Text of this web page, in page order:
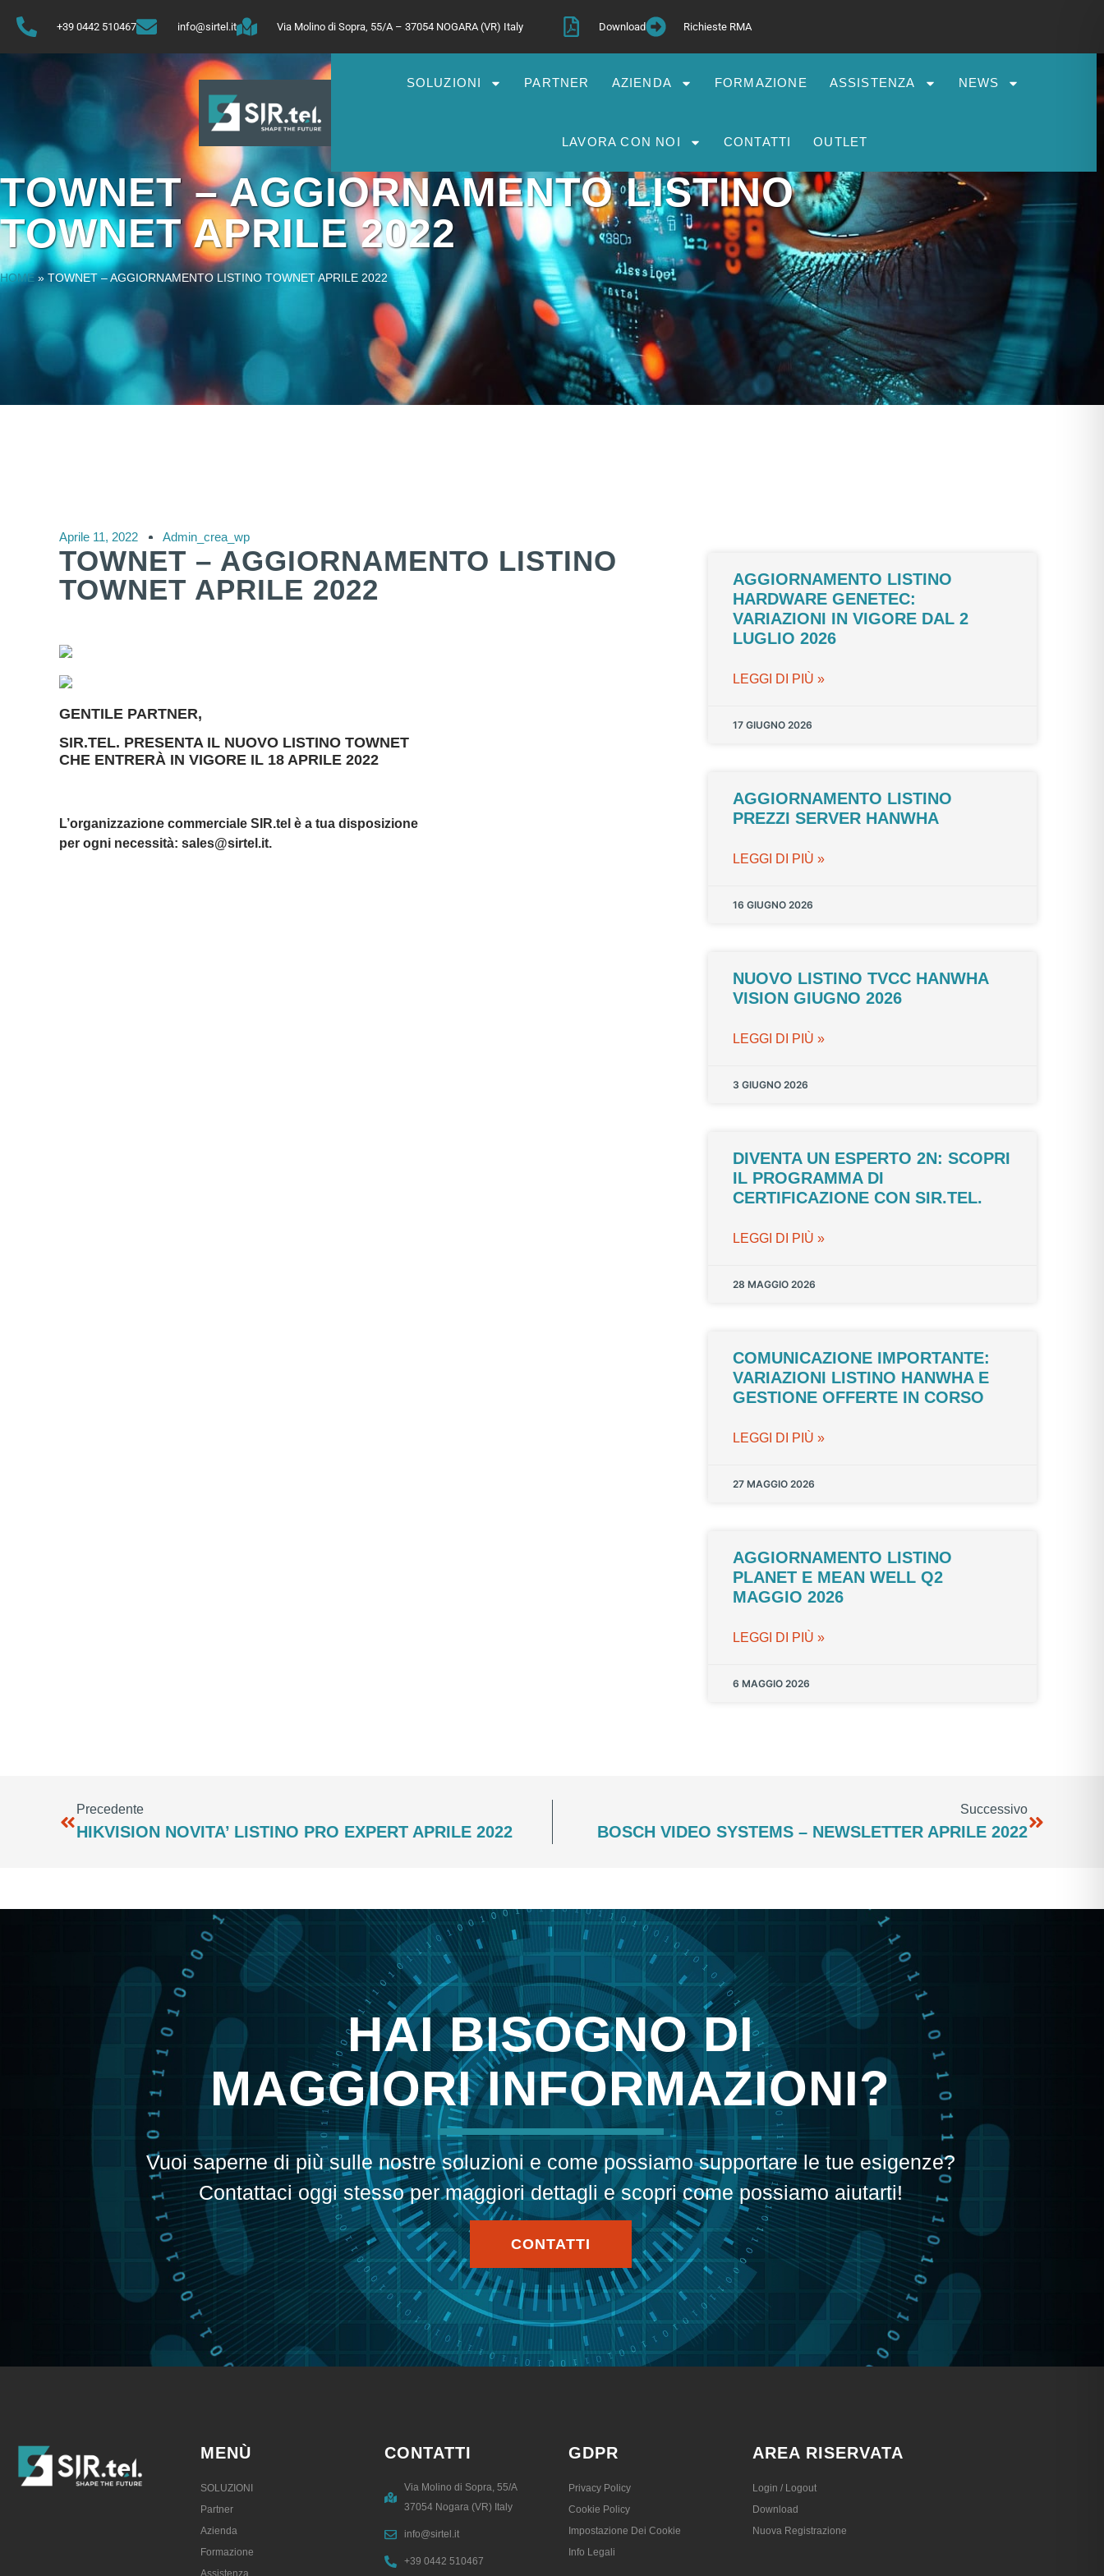
+39 0442 510467 info@sirtel.it Via Molino di Sopra, 55/A – 37054 NOGARA (VR) Italy Download Richieste RMA
SOLUZIONI PARTNER AZIENDA FORMAZIONE ASSISTENZA NEWS
LAVORA CON NOI CONTATTI OUTLET
TOWNET – AGGIORNAMENTO LISTINO
TOWNET APRILE 2022
HOME » TOWNET – AGGIORNAMENTO LISTINO TOWNET APRILE 2022
Aprile 11, 2022 Admin_crea_wp
TOWNET – AGGIORNAMENTO LISTINO
TOWNET APRILE 2022
GENTILE PARTNER,
SIR.TEL. PRESENTA IL NUOVO LISTINO TOWNET
CHE ENTRERÀ IN VIGORE IL 18 APRILE 2022
L’organizzazione commerciale SIR.tel è a tua disposizione
per ogni necessità: sales@sirtel.it.
AGGIORNAMENTO LISTINO
HARDWARE GENETEC:
VARIAZIONI IN VIGORE DAL 2
LUGLIO 2026
LEGGI DI PIÙ »
17 GIUGNO 2026
AGGIORNAMENTO LISTINO
PREZZI SERVER HANWHA
LEGGI DI PIÙ »
16 GIUGNO 2026
NUOVO LISTINO TVCC HANWHA
VISION GIUGNO 2026
LEGGI DI PIÙ »
3 GIUGNO 2026
DIVENTA UN ESPERTO 2N: SCOPRI
IL PROGRAMMA DI
CERTIFICAZIONE CON SIR.TEL.
LEGGI DI PIÙ »
28 MAGGIO 2026
COMUNICAZIONE IMPORTANTE:
VARIAZIONI LISTINO HANWHA E
GESTIONE OFFERTE IN CORSO
LEGGI DI PIÙ »
27 MAGGIO 2026
AGGIORNAMENTO LISTINO
PLANET E MEAN WELL Q2
MAGGIO 2026
LEGGI DI PIÙ »
6 MAGGIO 2026
Precedente
HIKVISION NOVITA’ LISTINO PRO EXPERT APRILE 2022
Successivo
BOSCH VIDEO SYSTEMS – NEWSLETTER APRILE 2022
HAI BISOGNO DI
MAGGIORI INFORMAZIONI?
Vuoi saperne di più sulle nostre soluzioni e come possiamo supportare le tue esigenze?
Contattaci oggi stesso per maggiori dettagli e scopri come possiamo aiutarti!
CONTATTI
MENÙ
SOLUZIONI
Partner
Azienda
Formazione
Assistenza
CONTATTI
Via Molino di Sopra, 55/A
37054 Nogara (VR) Italy
info@sirtel.it
+39 0442 510467
GDPR
Privacy Policy
Cookie Policy
Impostazione Dei Cookie
Info Legali
AREA RISERVATA
Login / Logout
Download
Nuova Registrazione